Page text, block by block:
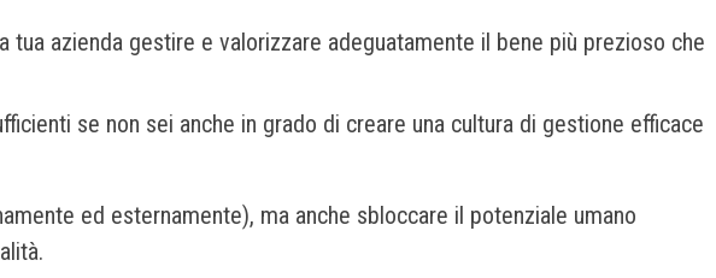
azienda gestire e valorizzare adeguatamente il bene più prezioso che
se non sei anche in grado di creare una cultura di gestione efficace
ed esternamente), ma anche sbloccare il potenziale umano